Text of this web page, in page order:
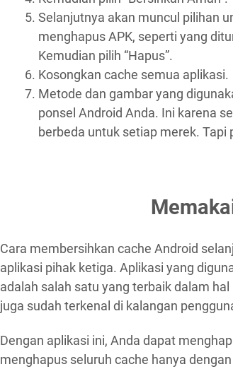
Selanjutnya akan muncul pilihan
menghapus APK, seperti yang
Kemudian pilih “Hapus”.
Kosongkan cache semua aplikasi.
Metode dan gambar yang
ponsel Android Anda. Ini karena
berbeda untuk setiap merek. Tapi
Cara membersihkan cache Android
aplikasi pihak ketiga. Aplikasi yang
adalah salah satu yang terbaik dalam
juga sudah terkenal di kalangan
Dengan aplikasi ini, Anda dapat
menghapus seluruh cache hanya